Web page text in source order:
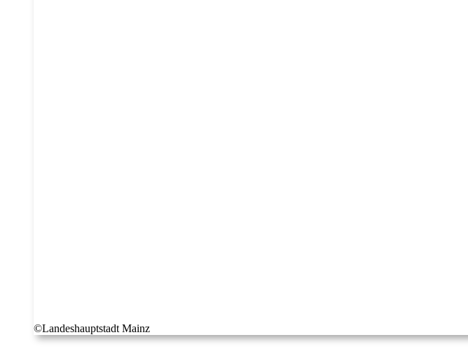
©Landeshauptstadt Mainz